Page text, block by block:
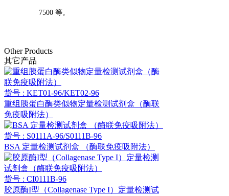
7500 等。
Other Products
其它产品
货号 : KET01-96/KET02-96
重组胰蛋白酶类似物定量检测试剂盒（酶联
免疫吸附法）
货号 : S0111A-96/S0111B-96
BSA 定量检测试剂盒 （酶联免疫吸附法）
货号 : CI0111B-96
胶原酶I型（Collagenase Type I）定量检测试